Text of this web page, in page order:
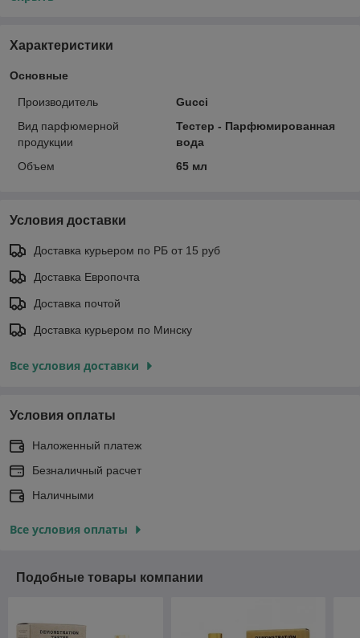
Характеристики
Основные
Производитель
Gucci
Вид парфюмерной
продукции
Тестер - Парфюмированная
вода
Объем
65 мл
Условия доставки
Доставка курьером по РБ от 15 руб
Доставка Европочта
Доставка почтой
Доставка курьером по Минску
Все условия доставки
Условия оплаты
Наложенный платеж
Безналичный расчет
Наличными
Все условия оплаты
Подобные товары компании